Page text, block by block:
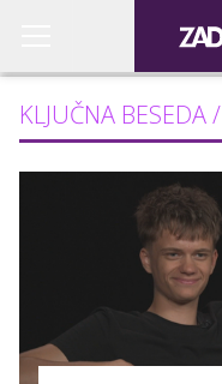
KLJUČNA BESEDA /